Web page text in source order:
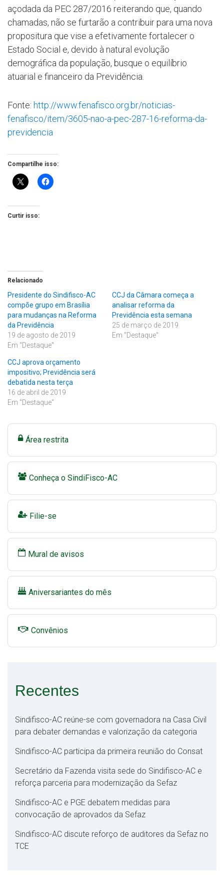
açodada da PEC 287/2016 reiterando que, quando
chamadas, não se furtarão a contribuir para uma nova
propositura que vise a efetivamente fortalecer o
Estado Social e, devido à natural evolução
demográfica da população, busque o equilíbrio
atuarial e financeiro da Previdência.
Fonte: http://www.fenafisco.org.br/noticias-
fenafisco/item/3605-nao-a-pec-287-16-reforma-da-
previdencia
Compartilhe isso:
Curtir isso:
Relacionado
Presidente do Sindifisco-AC
compõe grupo em Brasília
para mudanças na Reforma
da Previdência
19 de agosto de 2019
Em "Destaque"
CCJ da Câmara começa a
analisar reforma da
Previdência esta semana
25 de março de 2019
Em "Destaque"
CCJ aprova orçamento
impositivo; Previdência será
debatida nesta terça
16 de abril de 2019
Em "Destaque"
Área restrita
Conheça o SindiFisco-AC
Filie-se
Mural de avisos
Aniversariantes do mês
Convênios
Recentes
Sindifisco-AC reúne-se com governadora na Casa Civil
para debater demandas e valorização da categoria
Sindifisco-AC participa da primeira reunião do Consat
Secretário da Fazenda visita sede do Sindifisco-AC e
reforça parceria para modernização da Sefaz
Sindifisco-AC e PGE debatem medidas para
convocação de aprovados da Sefaz
Sindifisco-AC discute reforço de auditores da Sefaz no
TCE